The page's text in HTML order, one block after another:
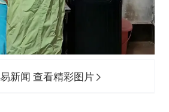
新闻 查看精彩图片